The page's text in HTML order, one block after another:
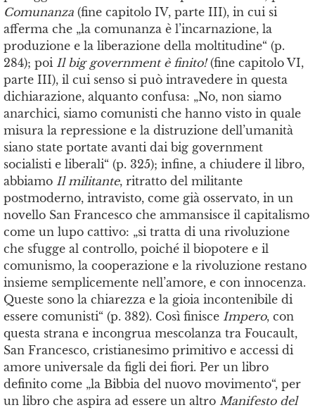
Comunanza (fine capitolo IV, parte III), in cui si
afferma che „la comunanza è l’incarnazione, la
produzione e la liberazione della moltitudine“ (p.
284); poi Il big government è finito!(fine capitolo VI,
parte III), il cui senso si può intravedere in questa
dichiarazione, alquanto confusa: „No, non siamo
anarchici, siamo comunisti che hanno visto in quale
misura la repressione e la distruzione dell’umanità
siano state portate avanti dai big government
socialisti e liberali“ (p. 325); infine, a chiudere il libro,
abbiamo Il militante, ritratto del militante
postmoderno, intravisto, come già osservato, in un
novello San Francesco che ammansisce il capitalismo
come un lupo cattivo: „si tratta di una rivoluzione
che sfugge al controllo, poiché il biopotere e il
comunismo, la cooperazione e la rivoluzione restano
insieme semplicemente nell’amore, e con innocenza.
Queste sono la chiarezza e la gioia incontenibile di
essere comunisti“ (p. 382). Così finisce Impero, con
questa strana e incongrua mescolanza tra Foucault,
San Francesco, cristianesimo primitivo e accessi di
amore universale da figli dei fiori. Per un libro
definito come „la Bibbia del nuovo movimento“, per
un libro che aspira ad essere un altro Manifesto del